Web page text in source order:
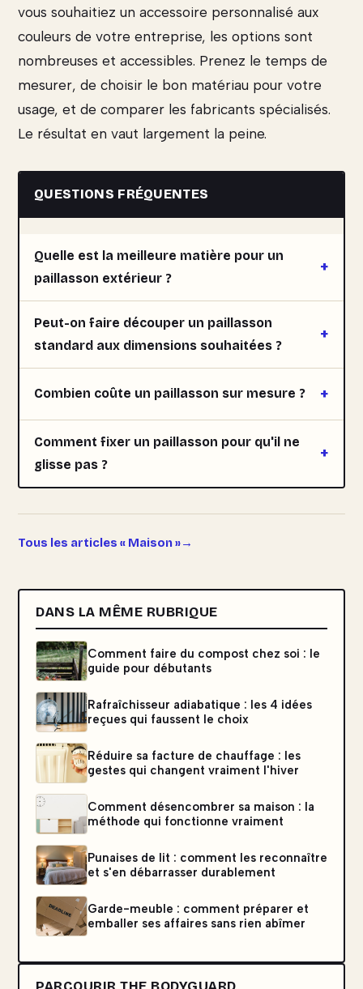
vous souhaitiez un accessoire personnalisé aux
couleurs de votre entreprise, les options sont
nombreuses et accessibles. Prenez le temps de
mesurer, de choisir le bon matériau pour votre
usage, et de comparer les fabricants spécialisés.
Le résultat en vaut largement la peine.
QUESTIONS FRÉQUENTES
Quelle est la meilleure matière pour un
paillasson extérieur ?
Peut-on faire découper un paillasson
standard aux dimensions souhaitées ?
Combien coûte un paillasson sur mesure ?
Comment fixer un paillasson pour qu'il ne
glisse pas ?
Tous les articles « Maison »
DANS LA MÊME RUBRIQUE
Comment faire du compost chez soi : le
guide pour débutants
Rafraîchisseur adiabatique : les 4 idées
reçues qui faussent le choix
Réduire sa facture de chauffage : les
gestes qui changent vraiment l'hiver
Comment désencombrer sa maison : la
méthode qui fonctionne vraiment
Punaises de lit : comment les reconnaître
et s'en débarrasser durablement
Garde-meuble : comment préparer et
emballer ses affaires sans rien abîmer